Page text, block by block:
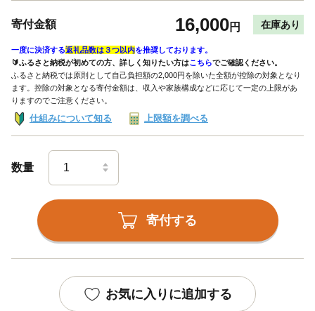
寄付金額 16,000円 在庫あり
一度に決済する返礼品数は３つ以内を推奨しております。
🔰ふるさと納税が初めての方、詳しく知りたい方はこちらでご確認ください。
ふるさと納税では原則として自己負担額の2,000円を除いた全額が控除の対象となり
ます。控除の対象となる寄付金額は、収入や家族構成などに応じて一定の上限があ
りますのでご注意ください。
仕組みについて知る 上限額を調べる
数量
寄付する
お気に入りに追加する